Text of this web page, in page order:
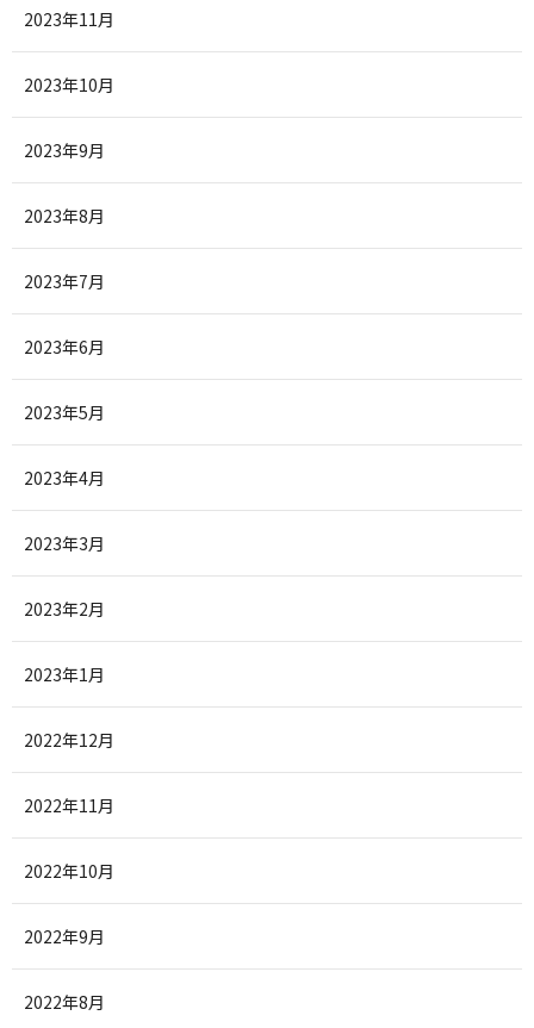
2023年11月
2023年10月
2023年9月
2023年8月
2023年7月
2023年6月
2023年5月
2023年4月
2023年3月
2023年2月
2023年1月
2022年12月
2022年11月
2022年10月
2022年9月
2022年8月